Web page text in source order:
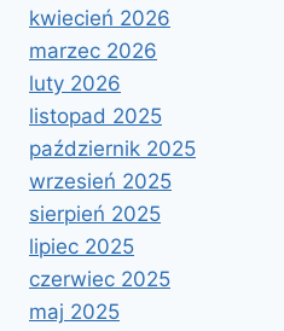
kwiecień 2026
marzec 2026
luty 2026
listopad 2025
październik 2025
wrzesień 2025
sierpień 2025
lipiec 2025
czerwiec 2025
maj 2025